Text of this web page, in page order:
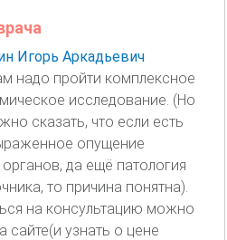
Игорь Аркадьевич
надо пройти комплексное
исследование. (Но
сказать, что если есть
опущение
да ещё патология
то причина понятна).
на консультацию можно
сайте(и узнать о цене